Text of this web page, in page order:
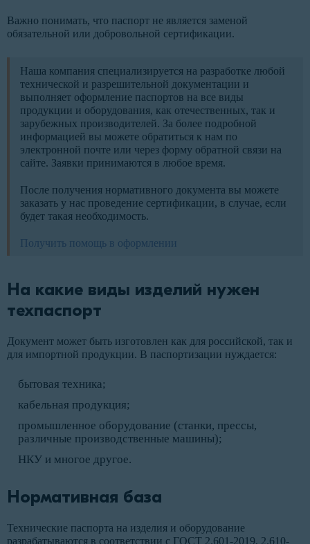
Важно понимать, что паспорт не является заменой
обязательной или добровольной сертификации.
Наша компания специализируется на разработке любой
технической и разрешительной документации и
выполняет оформление паспортов на все виды
продукции и оборудования, как отечественных, так и
зарубежных производителей. За более подробной
информацией вы можете обратиться к нам по
электронной почте или через форму обратной связи на
сайте. Заявки принимаются в любое время.
После получения нормативного документа вы можете
заказать у нас проведение сертификации, в случае, если
будет такая необходимость.
Получить помощь в оформлении
На какие виды изделий нужен
техпаспорт
Документ может быть изготовлен как для российской, так и
для импортной продукции. В паспортизации нуждается:
бытовая техника;
кабельная продукция;
промышленное оборудование (станки, прессы,
различные производственные машины);
НКУ и многое другое.
Нормативная база
Технические паспорта на изделия и оборудование
разрабатываются в соответствии с ГОСТ 2.601-2019, 2.610-